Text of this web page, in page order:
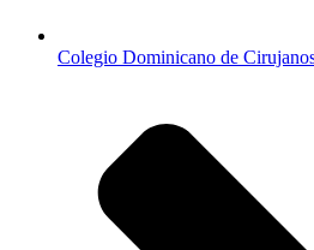
Colegio Dominicano de